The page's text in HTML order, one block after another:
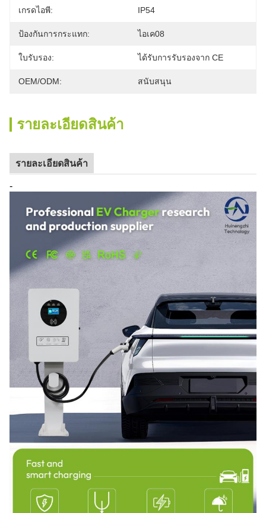
เกรดไอพี: IP54
ป้องกันการกระแทก: ไอเค08
ใบรับรอง: ได้รับการรับรองจาก CE
OEM/ODM: สนับสนุน
รายละเอียดสินค้า
รายละเอียดสินค้า
-